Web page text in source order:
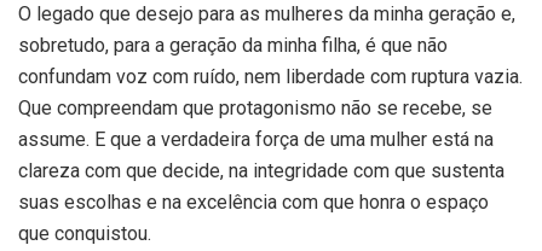
O legado que desejo para as mulheres da minha geração e,
sobretudo, para a geração da minha filha, é que não
confundam voz com ruído, nem liberdade com ruptura vazia.
Que compreendam que protagonismo não se recebe, se
assume. E que a verdadeira força de uma mulher está na
clareza com que decide, na integridade com que sustenta
suas escolhas e na excelência com que honra o espaço
que conquistou.